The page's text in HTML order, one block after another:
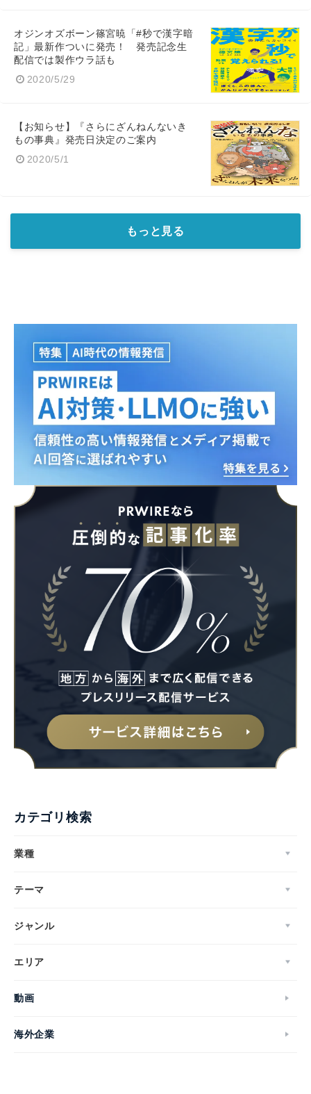
オジンオズボーン篠宮暁「#秒で漢字暗
記」最新作ついに発売！ 発売記念生
配信では製作ウラ話も
2020/5/29
【お知らせ】『さらにざんねんないき
もの事典』発売日決定のご案内
2020/5/1
もっと見る
カテゴリ検索
業種
テーマ
ジャンル
エリア
動画
海外企業